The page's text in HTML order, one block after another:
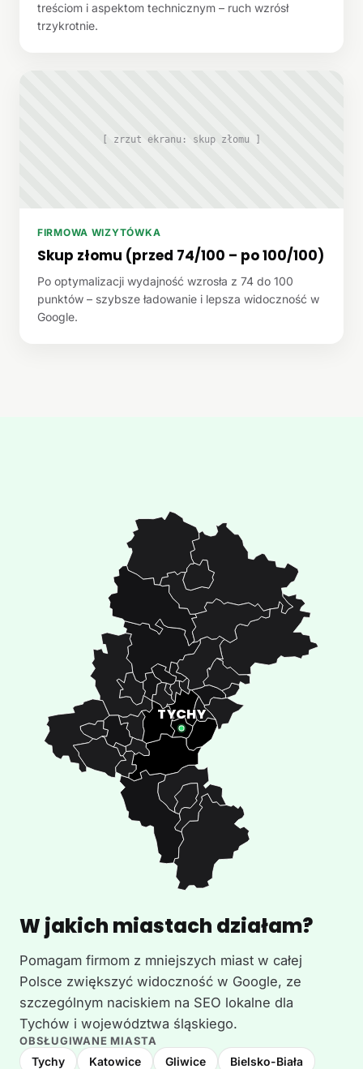
treściom i aspektom technicznym – ruch wzrósł
trzykrotnie.
[ zrzut ekranu: skup złomu ]
FIRMOWA WIZYTÓWKA
Skup złomu (przed 74/100 – po 100/100)
Po optymalizacji wydajność wzrosła z 74 do 100
punktów – szybsze ładowanie i lepsza widoczność w
Google.
W jakich miastach działam?
Pomagam firmom z mniejszych miast w całej
Polsce zwiększyć widoczność w Google, ze
szczególnym naciskiem na SEO lokalne dla
Tychów i województwa śląskiego.
OBSŁUGIWANE MIASTA
Tychy Katowice Gliwice Bielsko-Biała